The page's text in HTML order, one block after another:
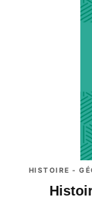
HISTOIRE -